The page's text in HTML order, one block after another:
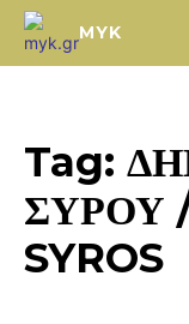
MYK
Tag:
ΣΥΡΟΥ
SYROS